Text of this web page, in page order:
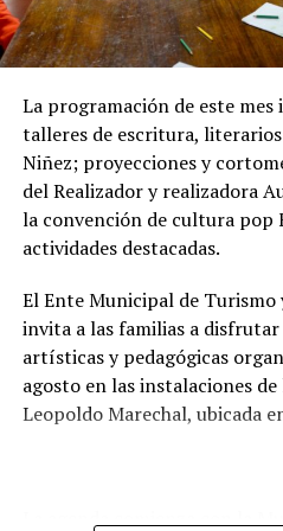
utilización de pozos
preservar las napas de agua
mejorar las condiciones de
vecinos.
Tras la apertura de sobres,
recorrido administrativo con
Comisión de Estudio de
tendrá a su cargo la
obra.
La programación de este
talleres de escritura,
Niñez; proyecciones y
del Realizador y realizadora
la convención de cultura pop
actividades destacadas.
El Ente Municipal de Turismo
invita a las familias a disfrutar
artísticas y pedagógicas
agosto en las instalaciones
Leopoldo Marechal, ubicada